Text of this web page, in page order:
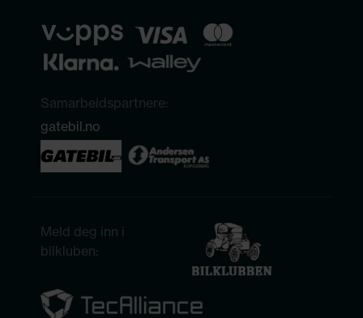
Samarbeidspartnere:
gatebil.no
Meld deg inn i
bilkluben: